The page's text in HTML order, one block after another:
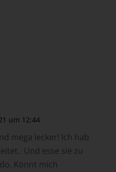
um 12:44
mega lecker! Ich hab
Und esse sie zu
Könnt mich